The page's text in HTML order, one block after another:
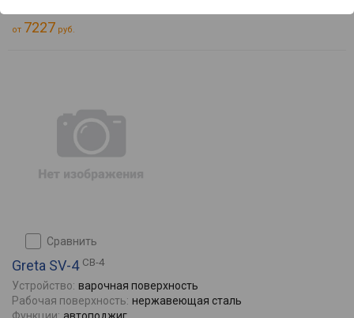
от 7227 руб.
сравнить
Greta SV-4 СВ-4
Устройство: варочная поверхность
Рабочая поверхность: нержавеющая сталь